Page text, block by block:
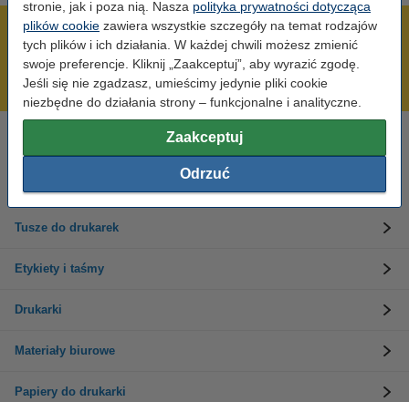
stronie, jak i poza nią. Nasza polityka prywatności dotycząca
plików cookie zawiera wszystkie szczegóły na temat rodzajów
tych plików i ich działania. W każdej chwili możesz zmienić
swoje preferencje. Kliknij „Zaakceptuj”, aby wyrazić zgodę.
Jeśli się nie zgadzasz, umieścimy jedynie pliki cookie
niezbędne do działania strony – funkcjonalne i analityczne.
Zaakceptuj
Odrzuć
600 tysięcy zadowolonych klientów
Wysyłka już dzisiaj!
Najniższe ceny!
Potrzebujesz pomocy?
Skontaktuj się z nami 123 123 270
Pn-Pt od 8:00 do 16:00
Tusze do drukarek
Etykiety i taśmy
Drukarki
Materiały biurowe
Papiery do drukarki